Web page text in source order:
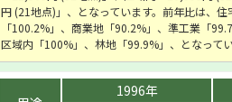
円 (21地点)」、となっています。前年比は、
「100.2%」、商業地「90.2%」、準工業「
区域内「100%」、林地「99.9%」、となって
1996年